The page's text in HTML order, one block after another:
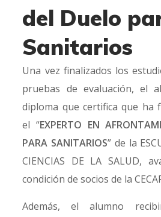
del Duelo
Sanitarios
Una vez finalizados los
pruebas de evaluación, el
diploma que certifica que ha
el “EXPERTO EN
PARA SANITARIOS” de la
CIENCIAS DE LA SALUD,
condición de socios de la
Además, el alumno